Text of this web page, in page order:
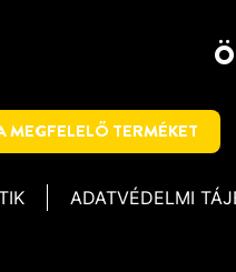
MEGFELELŐ TERMÉKET
ADATVÉDELMI